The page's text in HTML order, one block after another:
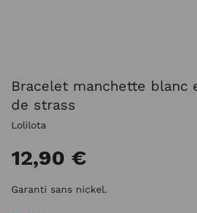
Bracelet manchette blanc
de strass
Lolilota
12,90 €
Garanti sans nickel.